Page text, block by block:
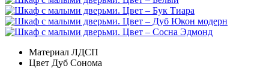
Материал ЛДСП
Цвет Дуб Сонома